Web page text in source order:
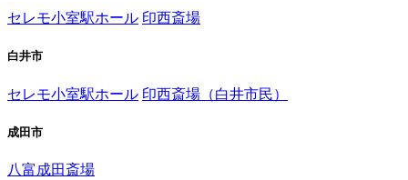
セレモ小室駅ホール 印西斎場
白井市
セレモ小室駅ホール 印西斎場（白井市民）
成田市
八富成田斎場